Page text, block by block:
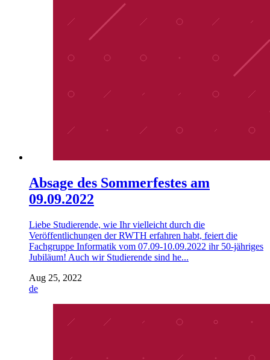
Absage des Sommerfestes am
09.09.2022
Liebe Studierende, wie Ihr vielleicht durch die
Veröffentlichungen der RWTH erfahren habt, feiert die
Fachgruppe Informatik vom 07.09-10.09.2022 ihr 50-jähriges
Jubiläum! Auch wir Studierende sind he...
Aug 25, 2022
de